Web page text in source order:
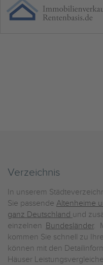
Verzeichnis
In unserem
Sie passende Altenheime
ganz Deutschland und
einzelnen Bundesländer.
kommen Sie schnell zu
können mit den
Häuser